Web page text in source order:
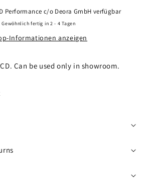
Performance c/o Deora GmbH verfügbar
Gewöhnlich fertig in 2 - 4 Tagen
Informationen anzeigen
Can be used only in showroom.